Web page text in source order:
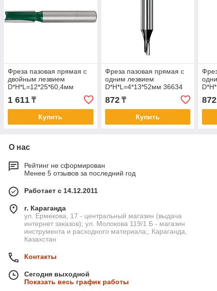
Фреза пазовая прямая с
двойным лезвием
D*H*L=12*25*60,4мм
3601-082512
1 611 ₸
Купить
Фреза пазовая прямая с
одним лезвием
D*H*L=4*13*52мм 36634
872₸
Купить
872
О нас
Рейтинг не сформирован
Менее 5 отзывов за последний год
Работает с 14.12.2011
г. Караганда
ул. Ермекова, 17 - центральный магазин (выдача
интернет заказов); ул. Молокова 119/1 Б - магазин
инструмента и расходного материала;, Караганда,
Казахстан
Контакты
Сегодня выходной
Показать весь график работы